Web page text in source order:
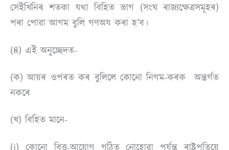
সেইখিনিৰ শতকা যথা বিহিত ভাগ (সংঘ ৰাজ্যক্ষেত্ৰসমূহৰ)
পৰা পোৱা আগম বুলি গণঅয কৰা হ’ব।
(৪) এই অনুচ্ছেদত-
(ক) আয়ৰ ওপৰত কৰ বুলিলে কোনো নিগম-কৰক অন্তৰ্গত
নকৰে
(খ) বিহিত মানে-
(i) কোনো বিত্ত-আয়োগ গঠিত নোহোৱা পৰ্যন্ত ৰাষ্ট্ৰপতিয়ে